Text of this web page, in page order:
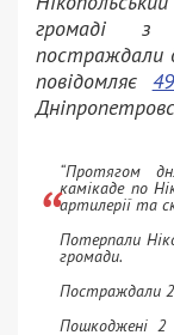
громаді з
постраждали
повідомляє
“Протягом
камікаде по
артилерії та
Потерпали
громади.
Постраждали
Пошкоджені 2